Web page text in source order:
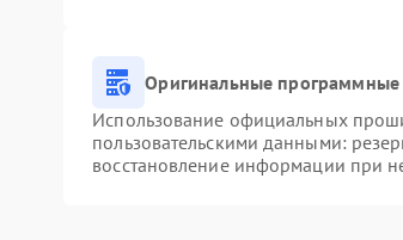
Оригинальные
Использование официальных
пользовательскими данными:
восстановление информации при